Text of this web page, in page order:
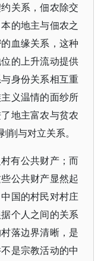
关系，佃农除交
的地主与佃农之
血缘关系，这种
的上升流动提供
身份关系相互重
义温情的面纱所
地主富农与贫农
削与对立关系。
有公共财产；而
公共财产显然起
国的村民对村庄
个人之间的关系
落边界清晰，是
是宗教活动的中